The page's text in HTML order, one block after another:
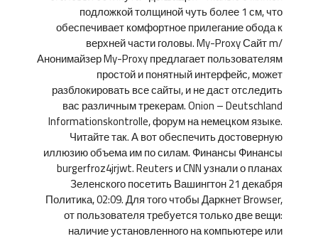
подложкой толщиной чуть более 1 см, что
обеспечивает комфортное прилегание обода к
верхней части головы. My-Proxy Сайт m/
Анонимайзер My-Proxy предлагает пользователям
простой и понятный интерфейс, может
разблокировать все сайты, и не даст отследить
вас различным трекерам. Onion – Deutschland
Informationskontrolle, форум на немецком языке.
Читайте так. А вот обеспечить достоверную
иллюзию объема им по силам. Финансы Финансы
burgerfroz4jrjwt. Reuters и CNN узнали о планах
Зеленского посетить Вашингтон 21 декабря
Политика, 02:09. Для того чтобы Даркнет Browser,
от пользователя требуется только две вещи:
наличие установленного на компьютере или